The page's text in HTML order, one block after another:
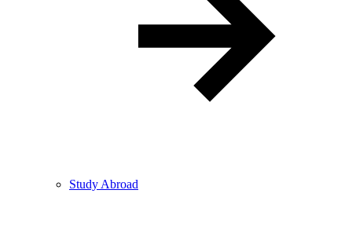
Study Abroad